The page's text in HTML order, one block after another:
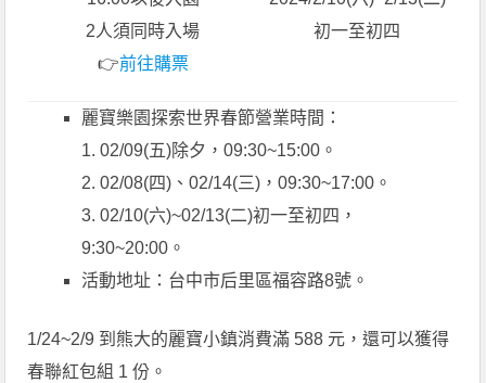
2人須同時入場
👉前往購票
初一至初四
麗寶樂園探索世界春節營業時間：
1. 02/09(五)除夕，09:30~15:00。
2. 02/08(四)、02/14(三)，09:30~17:00。
3. 02/10(六)~02/13(二)初一至初四，
9:30~20:00。
活動地址：台中市后里區福容路8號。
1/24~2/9 到熊大的麗寶小鎮消費滿 588 元，還可以獲得
春聯紅包組 1 份。